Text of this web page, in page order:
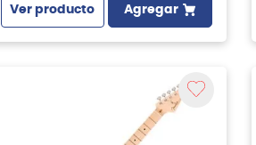
Ver producto Agregar